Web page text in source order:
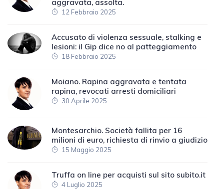
aggravata, assolta.
12 Febbraio 2025
Accusato di violenza sessuale, stalking e
lesioni: il Gip dice no al patteggiamento
18 Febbraio 2025
Moiano. Rapina aggravata e tentata
rapina, revocati arresti domiciliari
30 Aprile 2025
Montesarchio. Società fallita per 16
milioni di euro, richiesta di rinvio a giudizio
15 Maggio 2025
Truffa on line per acquisti sul sito subito.it
4 Luglio 2025